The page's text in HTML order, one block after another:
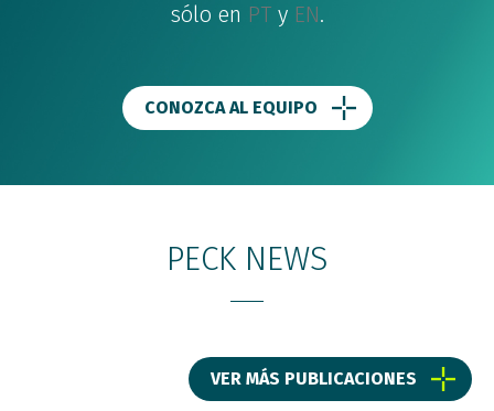
sólo en PTy EN.
CONOZCA AL EQUIPO
PECK NEWS
VER MÁS PUBLICACIONES